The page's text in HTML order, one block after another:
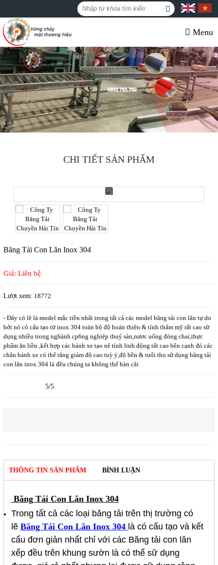
Menu
CHI TIẾT SẢN PHẨM
Băng Tải Con Lăn Inox 304
Giá: Liên hệ
Lượt xem: 18772
- Đây có lẽ là model mắc tiền nhất trong tất cả các model băng tải con lăn tự do
bởi nó có cấu tạo từ inox 304 toàn bộ độ hoán thiện & tính thẩm mỹ rất cao sữ
dụng nhiều trong nghành cp6ng nghiệp thuỷ sàn,nươc uống đóng chai,thực
phẩm ăn liền ,kết hợp các bánh xe tạo nê tính linh động rất cao bên cạnh đó các
chân bánh xe có thể tăng giảm độ cao tuỳ ý,độ bền & tuổi thọ sữ dụng băng tải
con lăn inox 304 là đều chúng ta không thể bàn cãi
5/5
THÔNG TIN SẢN PHẨM BÌNH LUẬN
Băng Tải Con Lăn Inox 304
Trong tất cả các loại băng tải trên thị trường có
lẽ Băng Tải Con Lăn Inox 304 là có cấu tạo và kết
cấu đơn giản nhất chỉ với các Băng tải con lăn
xếp đều trên khung sườn là có thể sữ dụng